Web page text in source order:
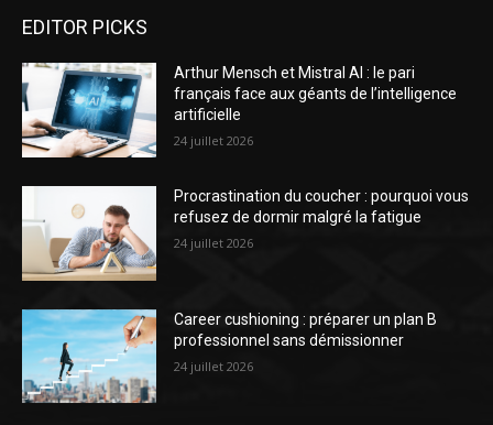
EDITOR PICKS
Arthur Mensch et Mistral AI : le pari
français face aux géants de l’intelligence
artificielle
24 juillet 2026
Procrastination du coucher : pourquoi vous
refusez de dormir malgré la fatigue
24 juillet 2026
Career cushioning : préparer un plan B
professionnel sans démissionner
24 juillet 2026